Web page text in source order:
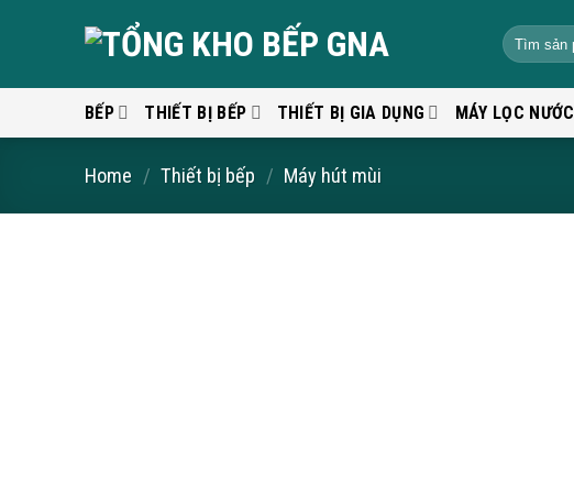
BẾP THIẾT BỊ BẾP THIẾT BỊ GIA DỤNG MÁY LỌC NƯỚC
Home / Thiết bị bếp / Máy hút mùi